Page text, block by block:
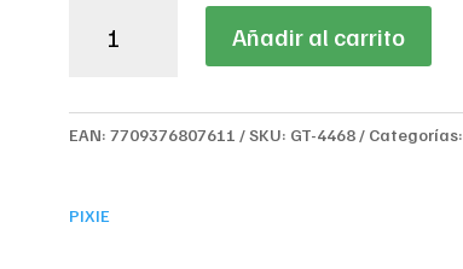
$7,400.$6,700.
Horno
para
Nutrición
Añadir al carrito
EAN: 7709376807611 SKU: GT-4468 Categorías:
PIXIE